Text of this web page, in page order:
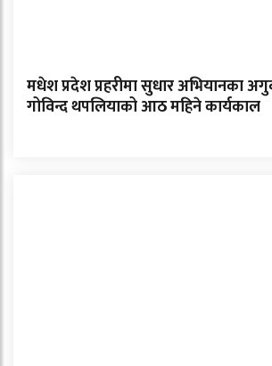
मधेश प्रदेश प्रहरीमा सुधार अभियानका
गोविन्द थपलियाको आठ महिने कार्यकाल